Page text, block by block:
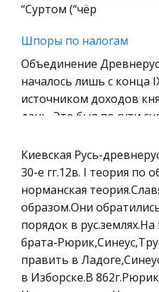
Охрана природы,
Военная кафедра
Социология
Страховое право
Экономика и
Химия
Металлургия
Микроэкономика,
Историческая
“Суртом (“чёр
Шпоры по налогам
Объединение
началось лишь с конца
источником доходов
дань. Это был по сути
Проектирование
Введение В проекте
связного
модуляцией (ОБП).
является
модуляции. Известно,
Киевская Русь-
30-е гг.12в. I теория по
норманская
образом.Они
порядок в
брата-
править в
в Изборске.В